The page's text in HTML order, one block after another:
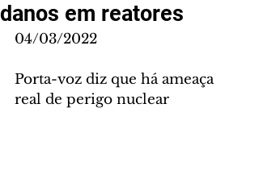
danos em reatores
04/03/2022
Porta-voz diz que há ameaça
real de perigo nuclear